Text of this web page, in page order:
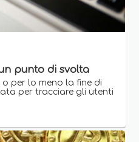
punto di svolta
o per lo meno la fine di
per tracciare gli utenti